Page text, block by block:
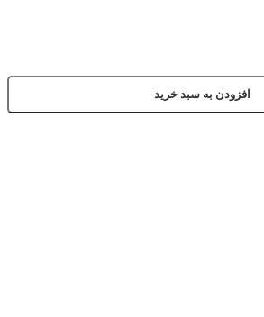
افزودن به سبد خرید